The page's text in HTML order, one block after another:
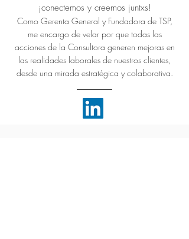
¡conectemos y creemos juntxs!
Como Gerenta General y Fundadora de TSP,
me encargo de velar por que todas las
acciones de la Consultora generen mejoras en
las realidades laborales de nuestros clientes,
desde una mirada estratégica y colaborativa.